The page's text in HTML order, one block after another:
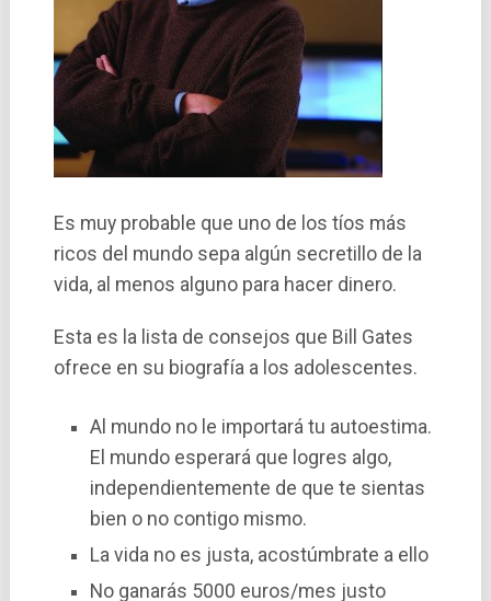
Es muy probable que uno de los tí­os más
ricos del mundo sepa algún secretillo de la
vida, al menos alguno para hacer dinero.
Esta es la lista de consejos que Bill Gates
ofrece en su biografí­a a los adolescentes.
Al mundo no le importará tu autoestima.
El mundo esperará que logres algo,
independientemente de que te sientas
bien o no contigo mismo.
La vida no es justa, acostúmbrate a ello
No ganarás 5000 euros/mes justo